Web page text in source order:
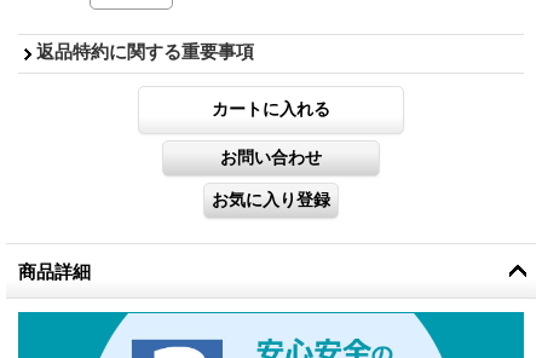
返品特約に関する重要事項
商品詳細